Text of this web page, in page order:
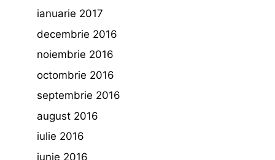
ianuarie 2017
decembrie 2016
noiembrie 2016
octombrie 2016
septembrie 2016
august 2016
iulie 2016
iunie 2016